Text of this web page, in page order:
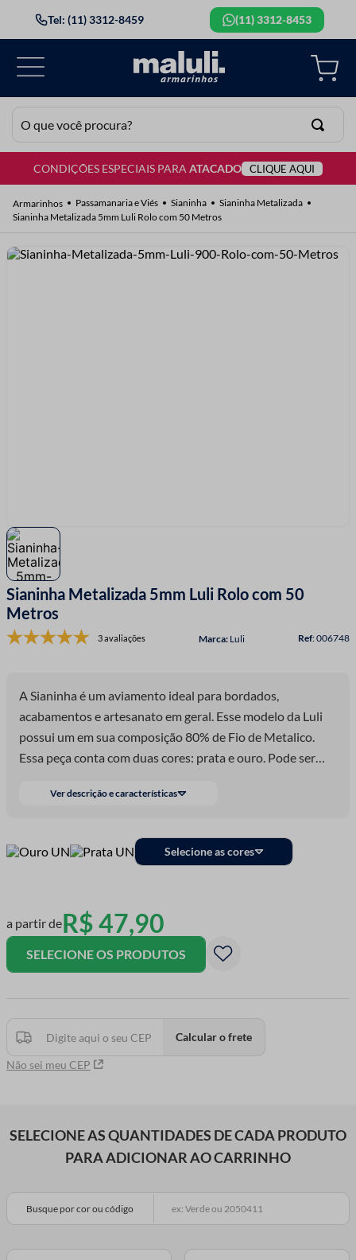
Tel: (11) 3312-8459 (11) 3312-8453
O que você procura?
CONDIÇÕES ESPECIAIS PARAATACADO CLIQUE AQUI
Passamanaria e Viés Sianinha
Sianinha Metalizada
Sianinha Metalizada 5mm Luli Rolo com 50 Metros
Sianinha Metalizada 5mm Luli Rolo com 50
Metros
3 avaliações Luli :006748
A Sianinha é um aviamento ideal para bordados,
acabamentos e artesanato em geral. Esse modelo da Luli
possui um em sua composição 80% de Fio de Metalico.
Essa peça conta com duas cores: prata e ouro. Pode ser
panos de mão, almofadas, bolsas e muito mais!
Ver descrição e características
Selecione as cores
a partir deR$47,90
SELECIONE OS PRODUTOS
Não sei meu CEP
Calcular o frete
SELECIONE AS QUANTIDADES DE CADA PRODUTO
PARA ADICIONAR AO CARRINHO
Busque por cor ou código
TERMOS MAIS BUSCADOS
2º
barbante
3º
botão